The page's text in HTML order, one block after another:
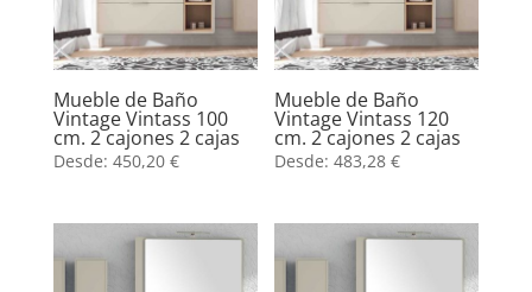
Mueble de Baño
Vintage Vintass 100
cm. 2 cajones 2 cajas
Desde: 450,20 €
Mueble de Baño
Vintage Vintass 120
cm. 2 cajones 2 cajas
Desde:483,28€